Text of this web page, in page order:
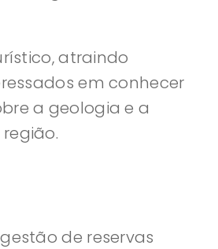
atraindo
em conhecer
a geologia e a
de reservas